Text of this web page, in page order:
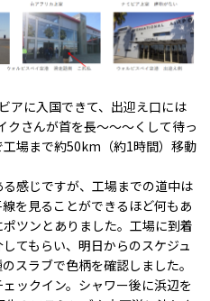
アに入国できて、出迎え口には
クさんが首を長～～～くして待っ
場まで約50km（約1時間）移動
感じですが、工場までの道中は
を見ることができるほど何もあ
ツンとありました。工場に到着
てもらい、明日からのスケジュ
スラブで色柄を確認しました。
ックイン。シャワー後に浜辺を